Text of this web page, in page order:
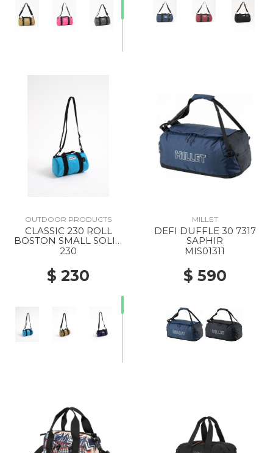
OUTDOOR PRODUCTS
CLASSIC 230 ROLL
BOSTON SMALL SOLID
SKYBLUE
230
$ 230
MILLET
DEFI DUFFLE 30 7317
SAPHIR
MIS01311
$ 590